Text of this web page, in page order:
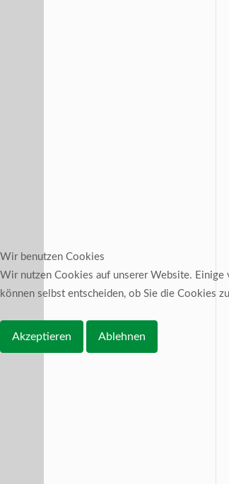
Wir benutzen Cookies
Wir nutzen Cookies auf unserer Website. Einige
können selbst entscheiden, ob Sie die Cookies
Akzeptieren Ablehnen